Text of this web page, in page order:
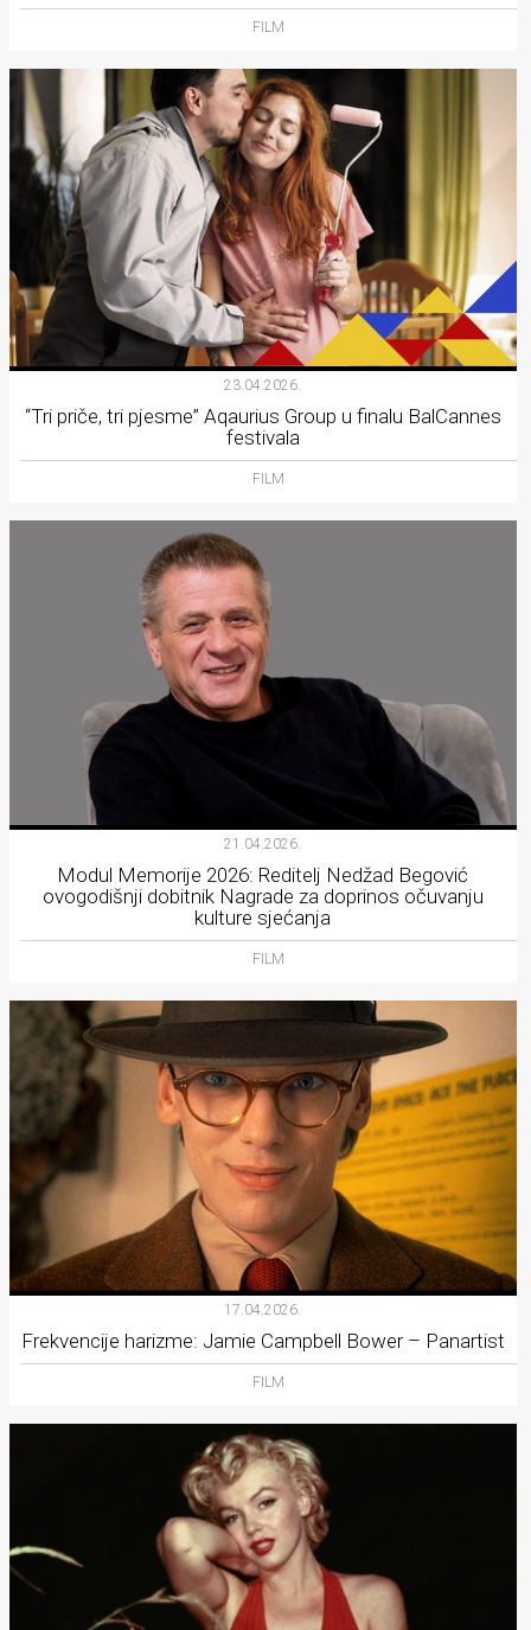
FILM
23.04.2026.
“Tri priče, tri pjesme” Aqaurius Group u finalu BalCannes
festivala
FILM
21.04.2026.
Modul Memorije 2026: Reditelj Nedžad Begović
ovogodišnji dobitnik Nagrade za doprinos očuvanju
kulture sjećanja
FILM
17.04.2026.
Frekvencije harizme: Jamie Campbell Bower – Panartist
FILM